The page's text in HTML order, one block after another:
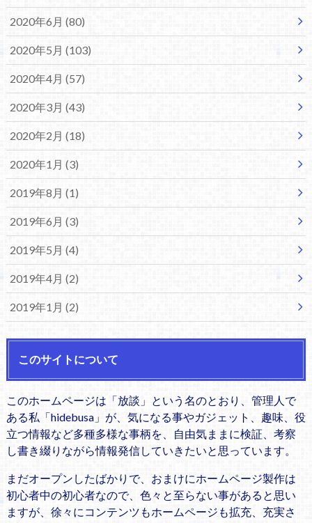
2020年6月 (80)
2020年5月 (103)
2020年4月 (57)
2020年3月 (43)
2020年2月 (18)
2020年1月 (3)
2019年8月 (1)
2019年6月 (3)
2019年5月 (4)
2019年4月 (2)
2019年1月 (2)
このサイトについて
このホームページは「放談」という名のとおり、管理人で
ある私「hidebusa」が、気になる事やガジェット、趣味、役
立つ情報など多種多様な事柄を、自由気ままに検証、考察
し書き綴りながら情報発信していきたいと思っています。
まだオープンしたばかりで、おまけにホームページ製作は
初心者中の初心者なので、色々と至らない事があると思い
ますが、徐々にコンテンツもホームページも拡充、充実さ